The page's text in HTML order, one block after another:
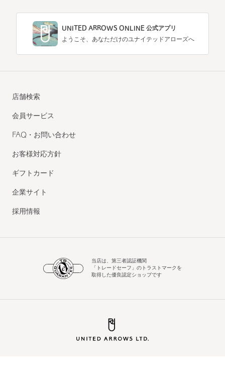
UNITED ARROWS ONLINE 公式アプリ
ようこそ、あなただけのユナイテッドアローズへ
店舗検索
会員サービス
FAQ・お問い合わせ
お客様対応方針
ギフトカード
企業サイト
採用情報
当店は、第三者認証機関
「トレードセーフ」のトラストマークを
取得した優良認定ショップです